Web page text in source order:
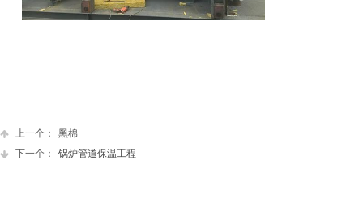
上一个：
黑棉
下一个：
锅炉管道保温工程